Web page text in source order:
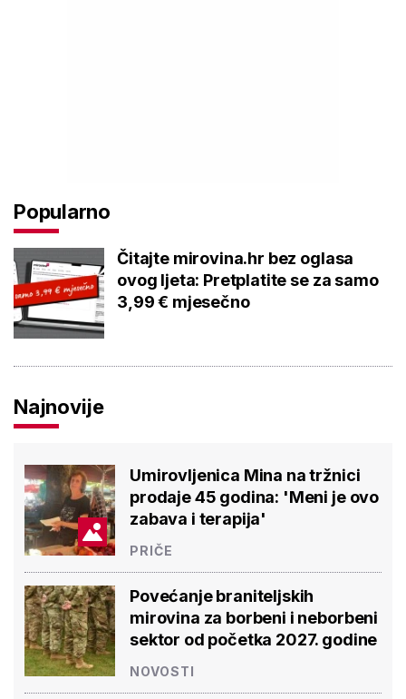
Popularno
Čitajte mirovina.hr bez oglasa
ovog ljeta: Pretplatite se za samo
3,99 € mjesečno
Najnovije
Umirovljenica Mina na tržnici
prodaje 45 godina: 'Meni je ovo
zabava i terapija'
PRIČE
Povećanje braniteljskih
mirovina za borbeni i neborbeni
sektor od početka 2027. godine
NOVOSTI